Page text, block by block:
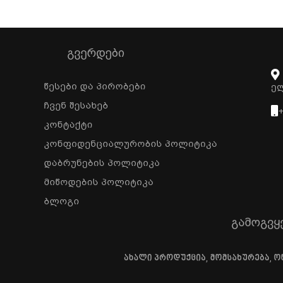
ᲒᲕᲔᲠᲓᲔᲑᲘ
Წესები Და Პირობები
Ჩვენ Შესახებ
Კონტაქტი
Კონფიდენციალურობის Პოლიტიკა
Დაბრუნების Პოლიტიკა
Მიწოდების Პოლიტიკა
Ბლოგი
ახალი პროდუქცია, მომსახურება,